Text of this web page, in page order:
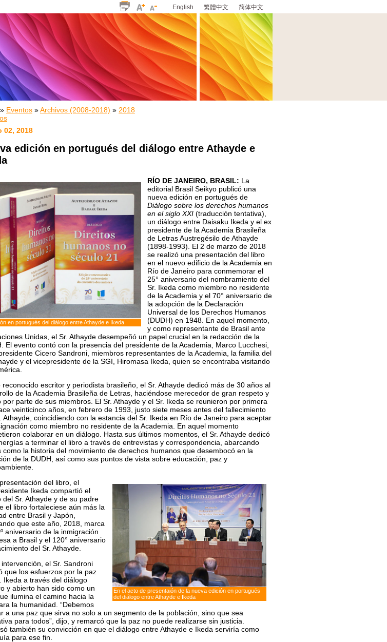
English 繁體中文 简体中文
» Eventos »Archivos (2008-2018) » 2018
02, 2018
edición en portugués del diálogo entre Athayde e
en portugués del diálogo entre Athayde e Ikeda
RÍO DE JANEIRO, BRASIL: La
editorial Brasil Seikyo publicó una
nueva edición en portugués de
Diálogo sobre los derechos humanos
en el siglo XXI (traducción tentativa),
un diálogo entre Daisaku Ikeda y el ex
presidente de la Academia Brasileña
de Letras Austregésilo de Athayde
(1898-1993). El 2 de marzo de 2018
se realizó una presentación del libro
en el nuevo edificio de la Academia en
Río de Janeiro para conmemorar el
25° aniversario del nombramiento del
Sr. Ikeda como miembro no residente
de la Academia y el 70° aniversario de
la adopción de la Declaración
Universal de los Derechos Humanos
(DUDH) en 1948. En aquel momento,
y como representante de Brasil ante
Unidas, el Sr. Athayde desempeñó un papel crucial en la redacción de la
El evento contó con la presencia del presidente de la Academia, Marco Lucchesi,
Cicero Sandroni, miembros representantes de la Academia, la familia del
y el vicepresidente de la SGI, Hiromasa Ikeda, quien se encontraba visitando
reconocido escritor y periodista brasileño, el Sr. Athayde dedicó más de 30 años al
de la Academia Brasileña de Letras, haciéndose merecedor de gran respeto y
por parte de sus miembros. El Sr. Athayde y el Sr. Ikeda se reunieron por primera
veinticinco años, en febrero de 1993, justo siete meses antes del fallecimiento
Athayde, coincidiendo con la estancia del Sr. Ikeda en Río de Janeiro para aceptar
como miembro no residente de la Academia. En aquel momento
colaborar en un diálogo. Hasta sus últimos momentos, el Sr. Athayde dedicó
a terminar el libro a través de entrevistas y correspondencia, abarcando
como la historia del movimiento de derechos humanos que desembocó en la
de la DUDH, así como sus puntos de vista sobre educación, paz y
En el acto de presentaión de la nueva edición en portugués
del diálogo entre Athayde e Ikeda
del libro, el
Ikeda compartió el
del Sr. Athayde y de su padre
el libro fortaleciese aún más la
entre Brasil y Japón,
que este año, 2018, marca
aniversario de la inmigración
a Brasil y el 120° aniversario
del Sr. Athayde.
intervención, el Sr. Sandroni
que los esfuerzos por la paz
Ikeda a través del diálogo
y abierto han sido como un
ilumina el camino hacia la
la humanidad. “Debemos
a una paz que sirva no solo a un segmento de la población, sino que sea
para todos”, dijo, y remarcó que la paz no puede realizarse sin justicia.
también su convicción en que el diálogo entre Athayde e Ikeda serviría como
para ese fin.